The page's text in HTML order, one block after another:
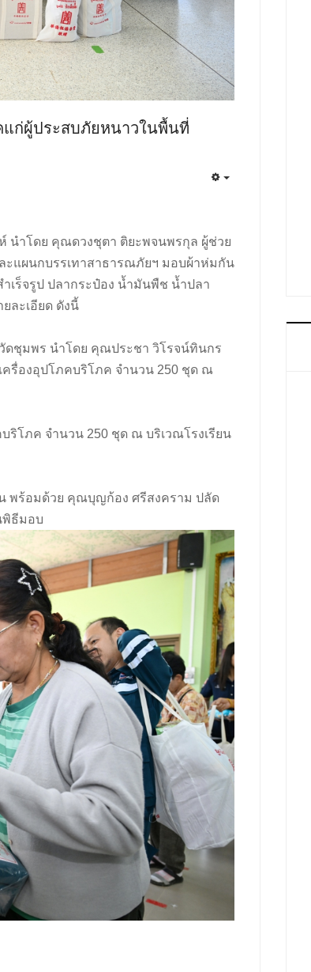
ก่ผู้ประสบภัยหนาวในพื้นที่
นำโดย คุณดวงชุตา ติยะพจนพรกุล ผู้ช่วย
ะแผนกบรรเทาสาธารณภัยฯ มอบผ้าห่มกัน
เร็จรูป ปลากระป๋อง น้ำมันพืช น้ำปลา
ละเอียด ดังนี้
ดชุมพร นำโดย คุณประชา วิโรจน์ทินกร
รื่องอุปโภคบริโภค จำนวน 250 ชุด ณ
ริโภค จำนวน 250 ชุด ณ บริเวณโรงเรียน
พร้อมด้วย คุณบุญก้อง ศรีสงคราม ปลัด
พิธีมอบ